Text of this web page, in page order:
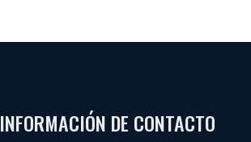
INFORMACIÓN DE CONTACTO